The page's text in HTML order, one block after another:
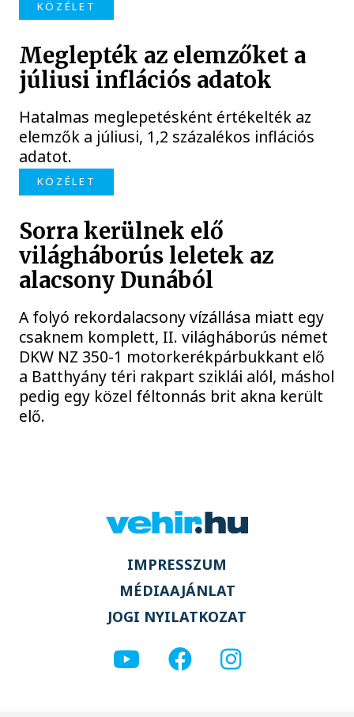
KÖZÉLET
Meglepték az elemzőket a
júliusi inflációs adatok
Hatalmas meglepetésként értékelték az
elemzők a júliusi, 1,2 százalékos inflációs
adatot.
KÖZÉLET
Sorra kerülnek elő
világháborús leletek az
alacsony Dunából
A folyó rekordalacsony vízállása miatt egy
csaknem komplett, II. világháborús német
DKW NZ 350-1 motorkerékpárbukkant elő
a Batthyány téri rakpart sziklái alól, máshol
pedig egy közel féltonnás brit akna került
elő.
IMPRESSZUM
MÉDIAAJÁNLAT
JOGI NYILATKOZAT